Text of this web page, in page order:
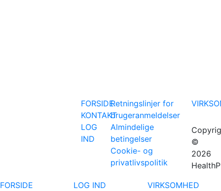
FORSIDE
KONTAKT
LOG
IND
Retningslinjer for
brugeranmeldelser
Almindelige
betingelser
Cookie- og
privatlivspolitik
©
2026
FORSIDE
LOG IND VIRKSOMHED